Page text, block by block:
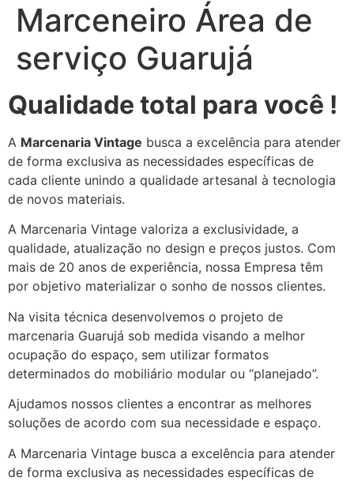
Marceneiro Área de
serviço Guarujá
Qualidade total para você !
A Marcenaria Vintage busca a excelência para atender
de forma exclusiva as necessidades específicas de
cada cliente unindo a qualidade artesanal à tecnologia
de novos materiais.
A Marcenaria Vintage valoriza a exclusividade, a
qualidade, atualização no design e preços justos. Com
mais de 20 anos de experiência, nossa Empresa têm
por objetivo materializar o sonho de nossos clientes.
Na visita técnica desenvolvemos o projeto de
marcenaria Guarujá sob medida visando a melhor
ocupação do espaço, sem utilizar formatos
determinados do mobiliário modular ou “planejado”.
Ajudamos nossos clientes a encontrar as melhores
soluções de acordo com sua necessidade e espaço.
A Marcenaria Vintage busca a excelência para atender
de forma exclusiva as necessidades específicas de